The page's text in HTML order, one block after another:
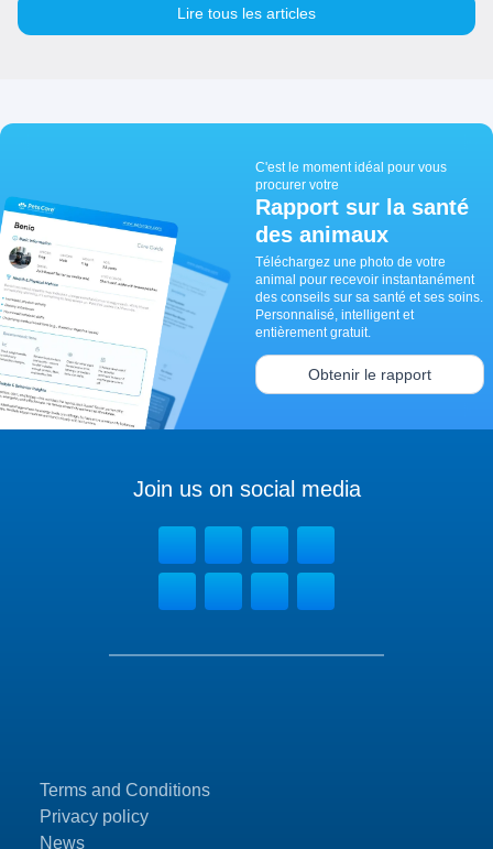
Lire tous les articles
C'est le moment idéal pour vous
procurer votre
Rapport sur la santé
des animaux
Téléchargez une photo de votre
animal pour recevoir instantanément
des conseils sur sa santé et ses soins.
Personnalisé, intelligent et
entièrement gratuit.
Obtenir le rapport
Terms and Conditions
Privacy policy
News
Join us on social media